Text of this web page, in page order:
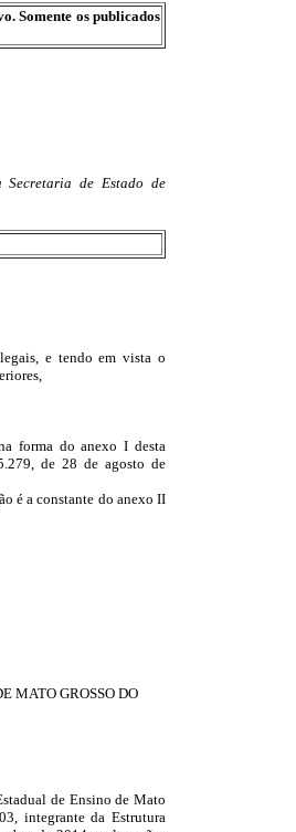
Somente os publicados
Secretaria de Estado de
e tendo em vista o
forma do anexo I desta
de 28 de agosto de
é a constante do anexo II
MATO GROSSO DO
de Ensino de Mato
integrante da Estrutura